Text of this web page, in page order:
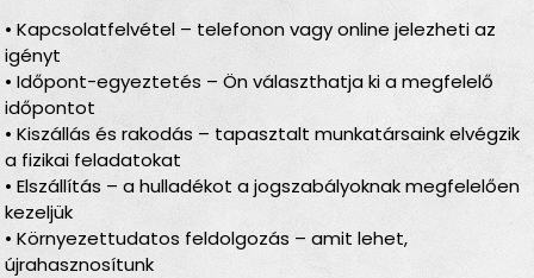
• Kapcsolatfelvétel – telefonon vagy online jelezheti az
igényt
• Időpont-egyeztetés – Ön választhatja ki a megfelelő
időpontot
• Kiszállás és rakodás – tapasztalt munkatársaink elvégzik
a fizikai feladatokat
• Elszállítás – a hulladékot a jogszabályoknak megfelelően
kezeljük
• Környezettudatos feldolgozás – amit lehet,
újrahasznosítunk